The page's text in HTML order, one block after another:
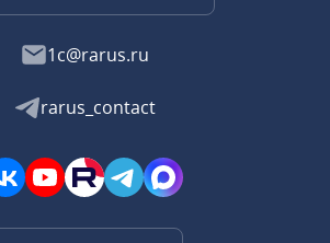
1c@rarus.ru
rarus_contact